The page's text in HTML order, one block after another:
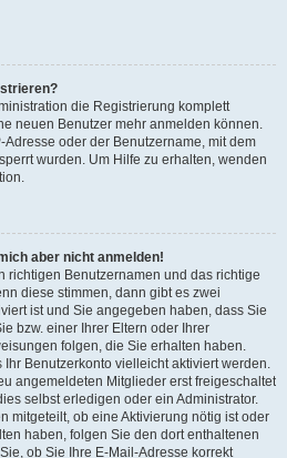
die Registrierung komplett
neuen Benutzer mehr anmelden können.
Adresse oder der Benutzername, mit dem
wurden. Um Hilfe zu erhalten, wenden
aber nicht anmelden!
richtigen Benutzernamen und das richtige
diese stimmen, dann gibt es zwei
ist und Sie angegeben haben, dass Sie
bzw. einer Ihrer Eltern oder Ihrer
folgen, die Sie erhalten haben.
Benutzerkonto vielleicht aktiviert werden.
angemeldeten Mitglieder erst freigeschaltet
selbst erledigen oder ein Administrator.
mitgeteilt, ob eine Aktivierung nötig ist oder
haben, folgen Sie den dort enthaltenen
ob Sie Ihre E-Mail-Adresse korrekt